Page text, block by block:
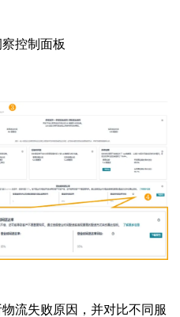
控制面板
流失败原因，并对比不同服